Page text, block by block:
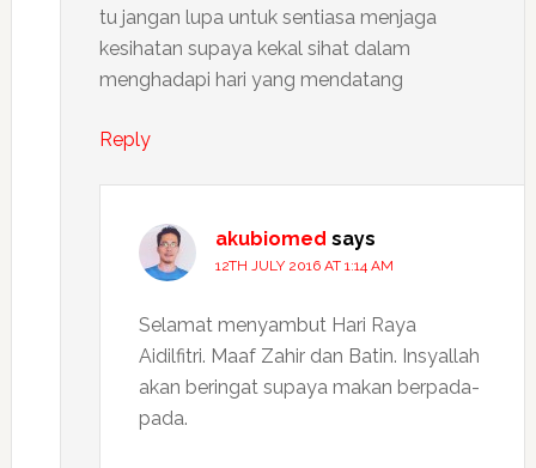
tu jangan lupa untuk sentiasa menjaga
kesihatan supaya kekal sihat dalam
menghadapi hari yang mendatang
Reply
akubiomed says
12TH JULY 2016 AT 1:14 AM
Selamat menyambut Hari Raya
Aidilfitri. Maaf Zahir dan Batin. Insyallah
akan beringat supaya makan berpada-
pada.